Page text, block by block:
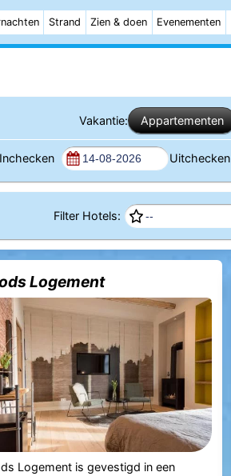
Strand Zien & doen Evenementen
Vakantie: Appartementen
Inchecken Uitchecken
Filter Hotels:
Logement
Logement is gevestigd in een